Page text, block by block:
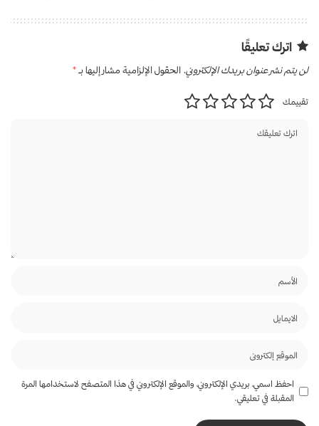
اترك تعليقًا
لن يتم نشر عنوان بريدك الإلكتروني. الحقول الإلزامية مشار إليها بـ*
تقييمك
احفظ اسمي، بريدي الإلكتروني، والموقع الإلكتروني في هذا المتصفح لاستخدامها المرة
المقبلة في تعليقي.